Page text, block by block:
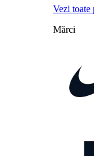
Vezi toate
Mărci